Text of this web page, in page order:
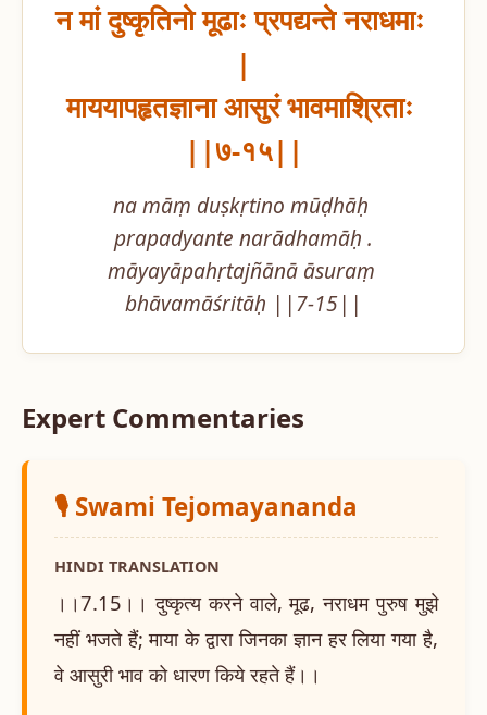
न मां दुष्कृतिनो मूढाः प्रपद्यन्ते नराधमाः
|
माययापहृतज्ञाना आसुरं भावमाश्रिताः
||७-१५||
na māṃ duṣkṛtino mūḍhāḥ
prapadyante narādhamāḥ .
māyayāpahṛtajñānā āsuraṃ
bhāvamāśritāḥ ||7-15||
Expert Commentaries
🎙️ Swami Tejomayananda
HINDI TRANSLATION
।।7.15।। दुष्कृत्य करने वाले, मूढ, नराधम पुरुष मुझे
नहीं भजते हैं; माया के द्वारा जिनका ज्ञान हर लिया गया है,
वे आसुरी भाव को धारण किये रहते हैं।।